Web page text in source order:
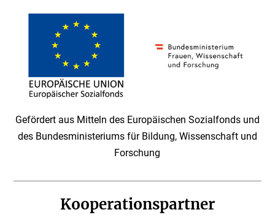
Gefördert aus Mitteln des Europäischen Sozialfonds und
des Bundesministeriums für Bildung, Wissenschaft und
Forschung
Kooperationspartner